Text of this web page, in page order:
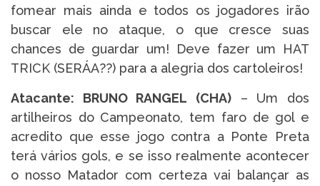
fomear mais ainda e todos os jogadores irão
buscar ele no ataque, o que cresce suas
chances de guardar um! Deve fazer um HAT
TRICK (SERÁA??) para a alegria dos cartoleiros!
Atacante: BRUNO RANGEL (CHA) – Um dos
artilheiros do Campeonato, tem faro de gol e
acredito que esse jogo contra a Ponte Preta
terá vários gols, e se isso realmente acontecer
o nosso Matador com certeza vai balançar as